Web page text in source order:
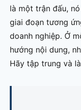
là một trận đấu,
giai đoạn tương
doanh nghiệp. Ở
hướng nội dung,
Hãy tập trung và